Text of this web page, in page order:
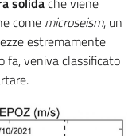
come microseism, un
estremamente
fa, veniva classificato